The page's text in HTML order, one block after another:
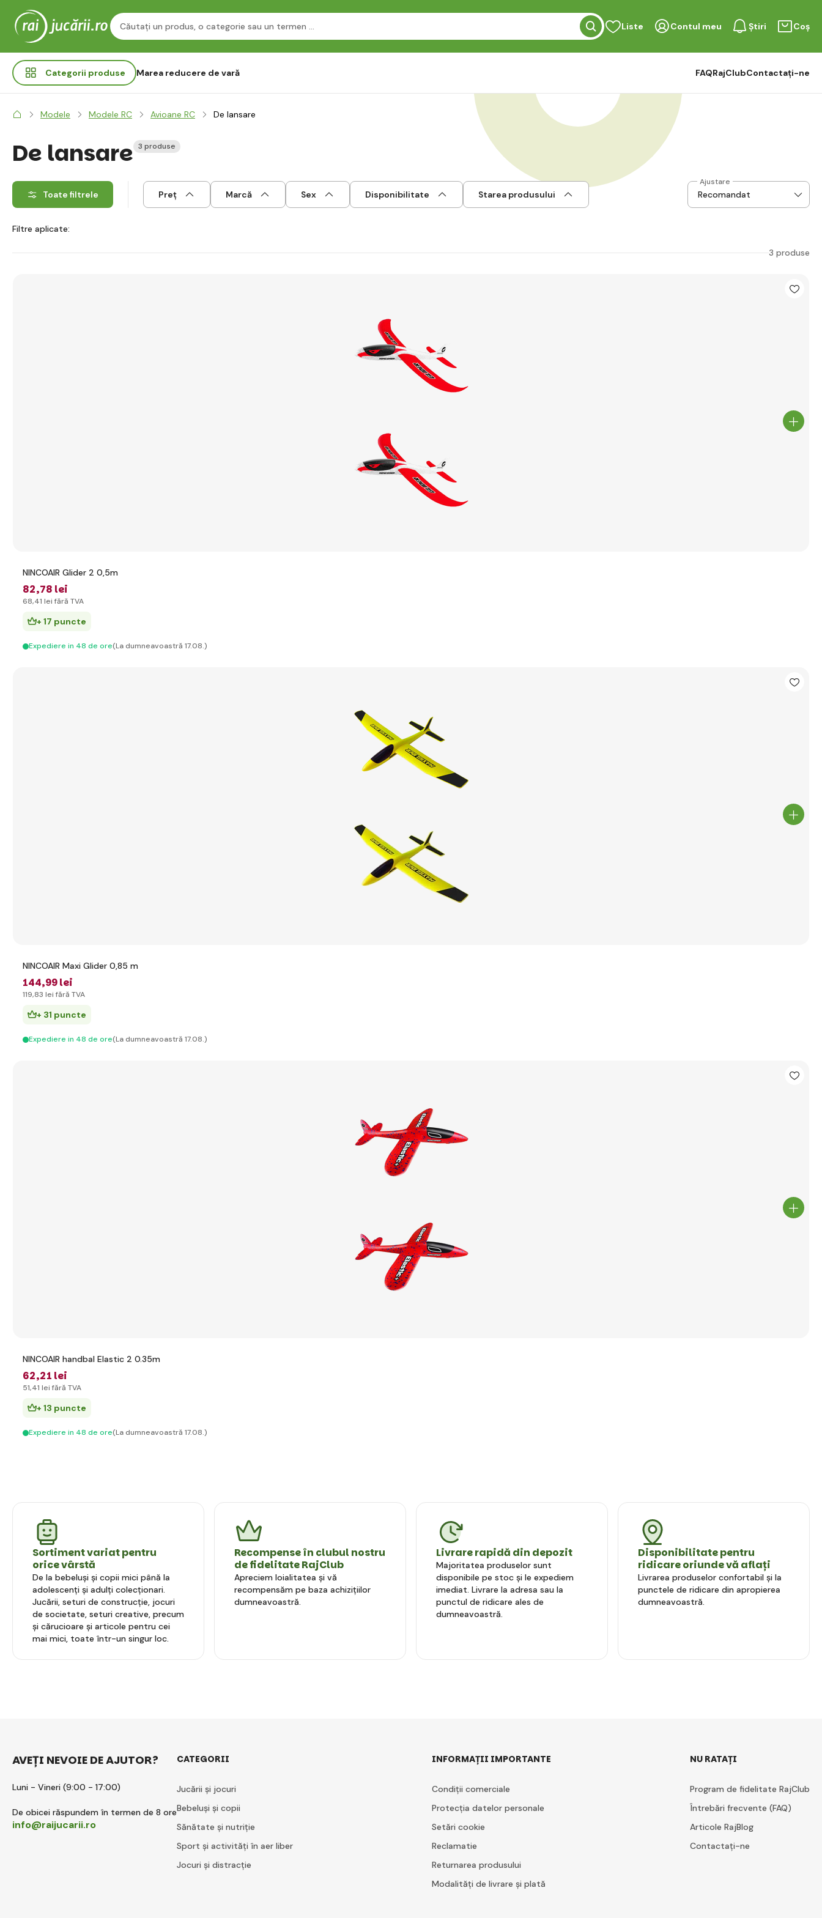
Liste Contul meu Știri Coș
Categorii produse Marea reducere de vară FAQRajClubContactați-ne
Modele Modele RC Avioane RC De lansare
De lansare 3 produse
Toate filtrele Preț Marcă Sex Disponibilitate Starea produsului
Ajustare
Filtre aplicate:
3 produse
NINCOAIR Glider 2 0,5m
82,78 lei
68,41 lei fără TVA
+ 17 puncte
Expediere in 48 de ore(La dumneavoastră 17.08.)
NINCOAIR Maxi Glider 0,85 m
144,99 lei
119,83 lei fără TVA
+ 31 puncte
Expediere in 48 de ore(La dumneavoastră 17.08.)
NINCOAIR handbal Elastic 2 0.35m
62,21 lei
51,41 lei fără TVA
+ 13 puncte
Expediere in 48 de ore(La dumneavoastră 17.08.)
Sortiment variat pentru
orice vârstă
De la bebeluși și copii mici până la
adolescenți și adulți colecționari.
Jucării, seturi de construcție, jocuri
de societate, seturi creative, precum
și cărucioare și articole pentru cei
mai mici, toate într-un singur loc.
Recompense în clubul nostru
de fidelitate RajClub
Apreciem loialitatea și vă
recompensăm pe baza achizițiilor
dumneavoastră.
Livrare rapidă din depozit
Majoritatea produselor sunt
disponibile pe stoc și le expediem
imediat. Livrare la adresa sau la
punctul de ridicare ales de
dumneavoastră.
Disponibilitate pentru
ridicare oriunde vă aflați
Livrarea produselor confortabil și la
punctele de ridicare din apropierea
dumneavoastră.
AVEȚI NEVOIE DE AJUTOR?
Luni - Vineri (9:00 - 17:00)
De obicei răspundem în termen de 8 ore
info@raijucarii.ro
CATEGORII
Jucării și jocuri
Bebeluși și copii
Sănătate și nutriție
Sport și activități în aer liber
Jocuri și distracție
INFORMAȚII IMPORTANTE
Condiții comerciale
Protecția datelor personale
Setări cookie
Reclamatie
Returnarea produsului
Modalități de livrare și plată
NU RATAȚI
Program de fidelitate RajClub
Întrebări frecvente (FAQ)
Articole RajBlog
Contactați-ne